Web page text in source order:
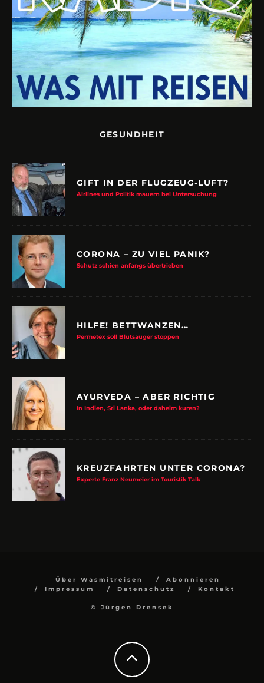
GESUNDHEIT
GIFT IN DER FLUGZEUG-LUFT?
Airlines und Politik mauern bei Untersuchung
CORONA – ZU VIEL PANIK?
Schutz schien anfangs übertrieben
HILFE! BETTWANZEN…
Permetex soll Blutsauger stoppen
AYURVEDA – ABER RICHTIG
In Indien, Sri Lanka, oder daheim kuren?
KREUZFAHRTEN UNTER CORONA?
Experte Franz Neumeier im Touristik Talk
Über Wasmitreisen
Abonnieren
Impressum
Datenschutz Kontakt
© Jürgen Drensek